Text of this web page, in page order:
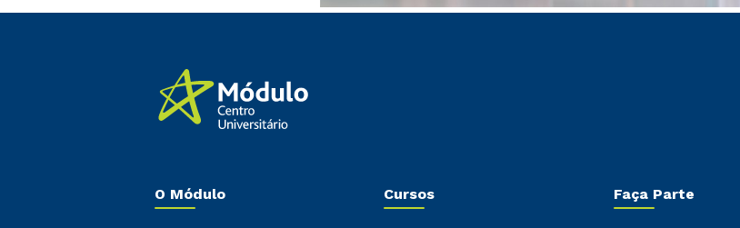
O Módulo Cursos Faça Parte